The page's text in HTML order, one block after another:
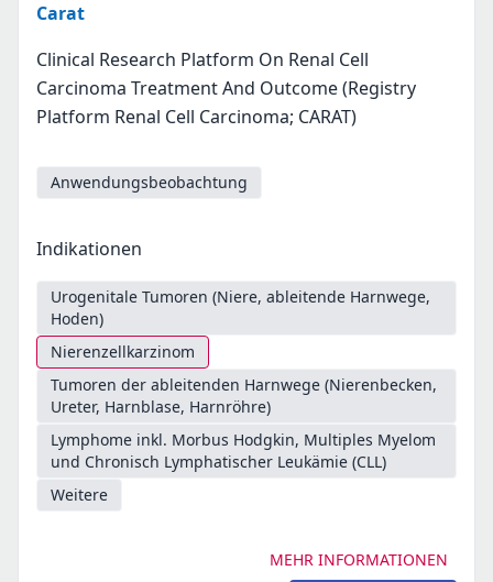
Carat
Clinical Research Platform On Renal Cell
Carcinoma Treatment And Outcome (Registry
Platform Renal Cell Carcinoma; CARAT)
Anwendungsbeobachtung
Indikationen
Urogenitale Tumoren (Niere, ableitende Harnwege,
Hoden)
Nierenzellkarzinom
Tumoren der ableitenden Harnwege (Nierenbecken,
Ureter, Harnblase, Harnröhre)
Lymphome inkl. Morbus Hodgkin, Multiples Myelom
und Chronisch Lymphatischer Leukämie (CLL)
Weitere
MEHR INFORMATIONEN